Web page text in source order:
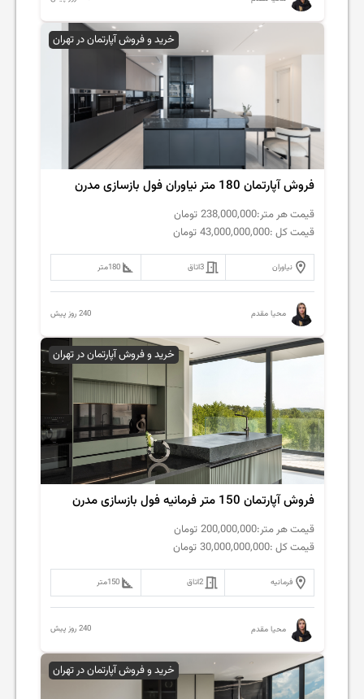
خرید و فروش آپارتمان در تهران
فروش‌ آپارتمان 180 متر نیاوران فول بازسازی مدرن
قیمت هر متر:238,000,000 تومان
قیمت کل :43,000,000,000 تومان
نیاوران 3اتاق 180متر
محیا مقدم 240 روز پیش
خرید و فروش آپارتمان در تهران
فروش‌ آپارتمان 150 متر فرمانیه فول بازسازی مدرن
قیمت هر متر:200,000,000 تومان
قیمت کل :30,000,000,000 تومان
فرمانیه 2اتاق 150متر
محیا مقدم 240 روز پیش
خرید و فروش آپارتمان در تهران